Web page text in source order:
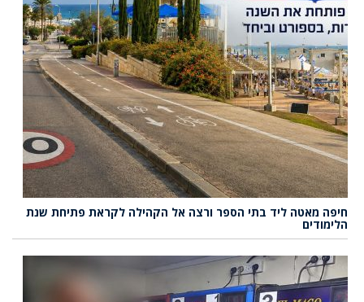
חיפה מאטה ליד בתי הספר ורצה אל הקהילה לקראת פתיחת שנת
הלימודים